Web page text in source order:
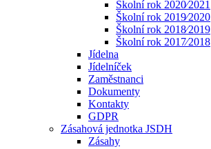
Školní rok 2020⁄2021
Školní rok 2019⁄2020
Školní rok 2018⁄2019
Školní rok 2017⁄2018
Jídelna
Jídelníček
Zaměstnanci
Dokumenty
Kontakty
GDPR
Zásahová jednotka JSDH
Zásahy